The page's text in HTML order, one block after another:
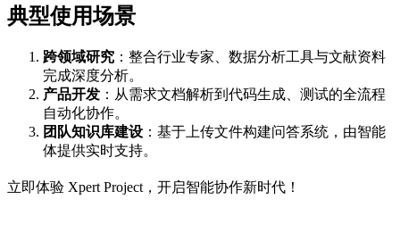
典型使用场景
跨领域研究 ：整合行业专家、数据分析工具与文献资料
完成深度分析。
产品开发 ：从需求文档解析到代码生成、测试的全流程
自动化协作。
团队知识库建设 ：基于上传文件构建问答系统，由智能
体提供实时支持。
立即体验 Xpert Project，开启智能协作新时代！